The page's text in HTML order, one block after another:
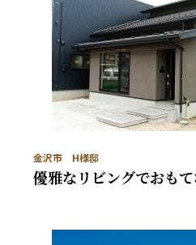
金沢市 H様邸
優雅なリビングでおも